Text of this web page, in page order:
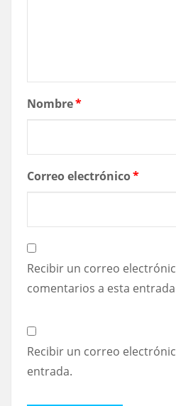
Nombre*
Correo electrónico*
Recibir un correo
comentarios a esta
Recibir un correo
entrada.